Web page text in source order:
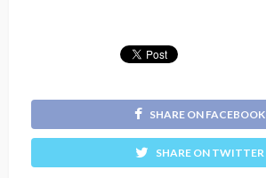
SHARE ON FACEBOOK
SHARE ON TWITTER